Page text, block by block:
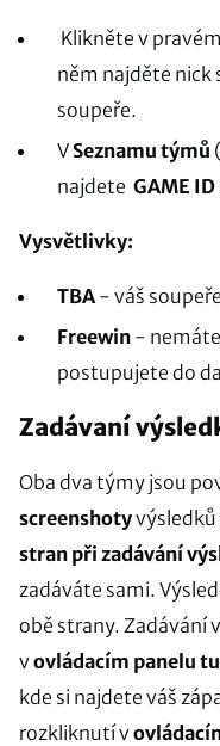
Klikněte v
něm najděte nick
soupeře.
V Seznamu týmů
najdete GAME ID
Vysvětlivky:
TBA - váš
Freewin -
postupujete do
Zadávaní
Oba dva týmy jsou
screenshotyvýsledků
stran při zadávání
zadáváte sami.
obě strany. Zadávání
vovládacím panelu
kde si najdete váš
rozkliknutí v